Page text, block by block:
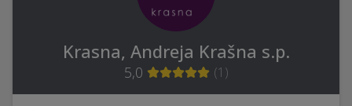
Krasna, Andreja Krašna s.p.
5,0 (1 )